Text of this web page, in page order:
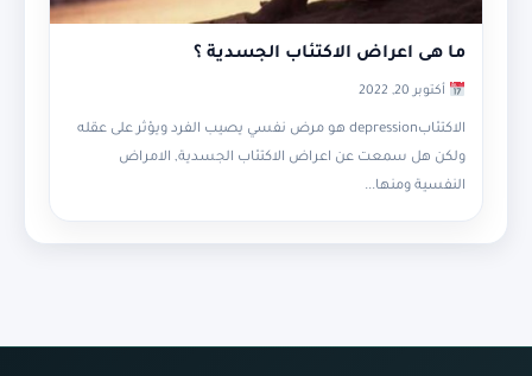
ما هى اعراض الاكتئاب الجسدية ؟
أكتوبر 20, 2022
الاكتئابdepression هو مرض نفسي يصيب الفرد ويؤثر على عقله
ولكن هل سمعت عن اعراض الاكتئاب الجسدية, الامراض
النفسية ومنها...